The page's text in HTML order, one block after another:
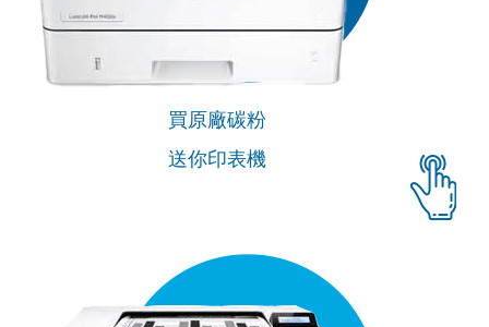
買原廠碳粉
送你印表機